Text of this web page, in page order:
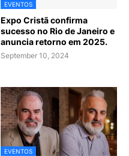
EVENTOS
Expo Cristã confirma
sucesso no Rio de Janeiro e
anuncia retorno em 2025.
September 10, 2024
EVENTOS